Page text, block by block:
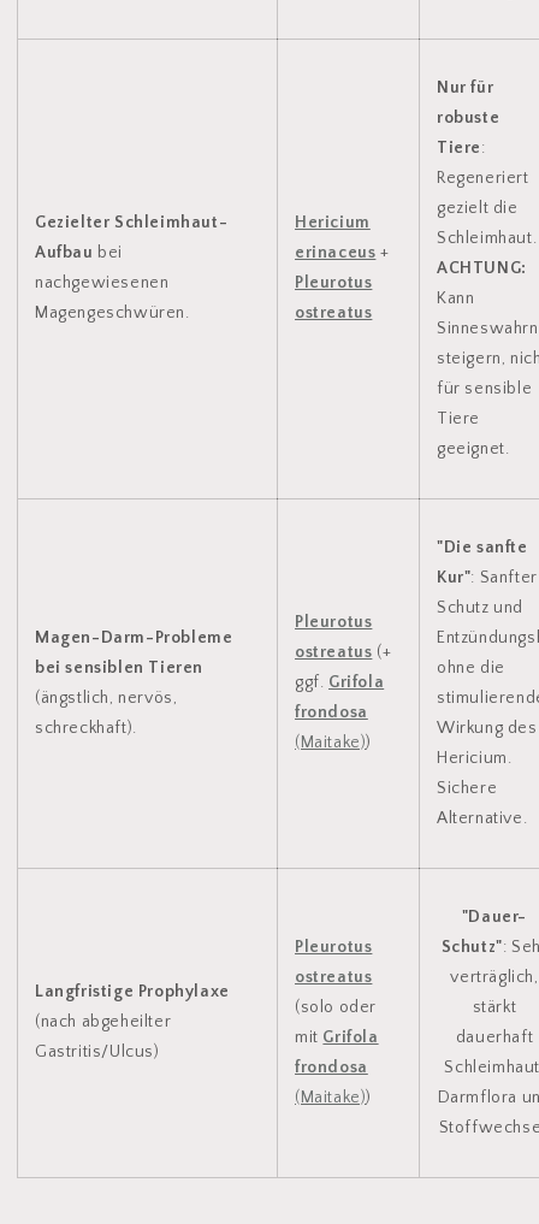
Gezielter Schleimhaut-
Aufbau bei
nachgewiesenen
Magengeschwüren.
Hericium
erinaceus +
Pleurotus
ostreatus
Nur für
robuste
Tiere:
Regeneriert
gezielt die
Schleimhaut.
ACHTUNG:
Kann
steigern,
für sensible
Tiere
geeignet.
Magen-Darm-Probleme
bei sensiblen Tieren
(ängstlich, nervös,
schreckhaft).
Pleurotus
ostreatus (+
ggf. Grifola
frondosa
(Maitake))
"Die sanfte
Kur": Sanfter
Schutz und
ohne die
Wirkung des
Hericium.
Sichere
Alternative.
Langfristige Prophylaxe
(nach abgeheilter
Gastritis/Ulcus)
Pleurotus
ostreatus
(solo oder
mit Grifola
frondosa
(Maitake))
"Dauer-
Schutz":
verträglich,
stärkt
dauerhaft
Darmflora